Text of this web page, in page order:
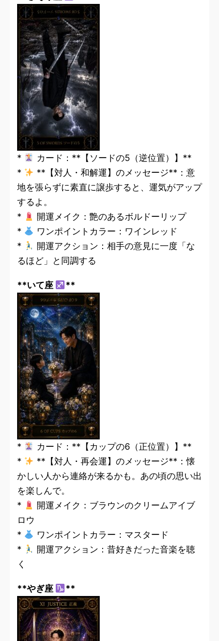
*
カード：**【ソードの5（逆位置）】**
*
**【対人・和解運】のメッセージ**：意
地を張らずに素直に譲歩すると、運気がアップ
するよ。
*
開運メイク：艶のあるボルドーリップ
*
ワンポイントカラー：ワインレッド
*
開運アクション：相手の意見に一度「な
るほど」と同調する
**いて座 **
*
カード：**【カップの6（正位置）】**
*
**【対人・再会運】のメッセージ**：懐
かしい人から連絡が来るかも。あの頃の思い出
を楽しんで。
*
開運メイク：ブラウンのクリームアイブ
ロウ
*
ワンポイントカラー：マスタード
*
開運アクション：昔好きだった音楽を聴
く
**やぎ座 **